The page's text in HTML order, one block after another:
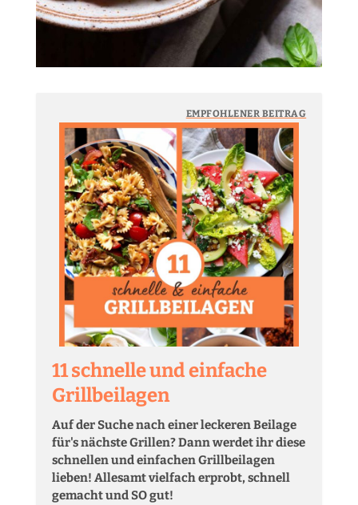
EMPFOHLENER BEITRAG
11 schnelle und einfache
Grillbeilagen
Auf der Suche nach einer leckeren Beilage
für's nächste Grillen? Dann werdet ihr diese
schnellen und einfachen Grillbeilagen
lieben! Allesamt vielfach erprobt, schnell
gemacht und SO gut!